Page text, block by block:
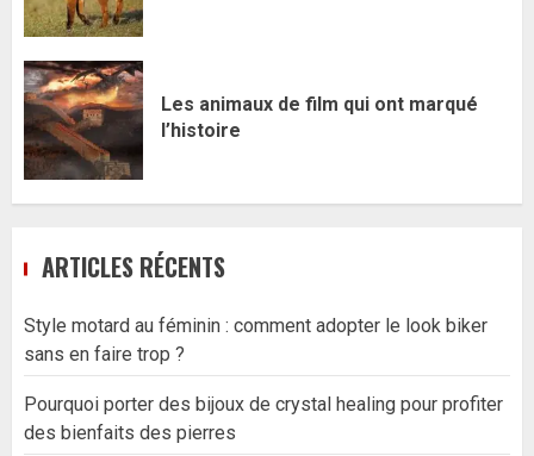
Les animaux de film qui ont marqué
l’histoire
ARTICLES RÉCENTS
Style motard au féminin : comment adopter le look biker
sans en faire trop ?
Pourquoi porter des bijoux de crystal healing pour profiter
des bienfaits des pierres